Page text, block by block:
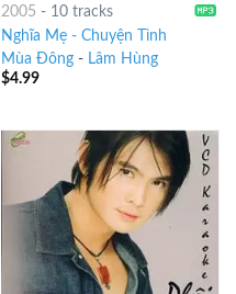
2005 - 10 tracks
Nghĩa Mẹ - Chuyện Tình
Mùa Đông- Lâm Hùng
$4.99